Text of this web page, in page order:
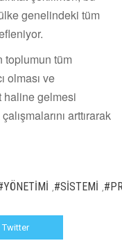
genelindeki tüm
toplumun tüm
olması ve
haline gelmesi
arttırarak
#SİSTEMİ
Twitter